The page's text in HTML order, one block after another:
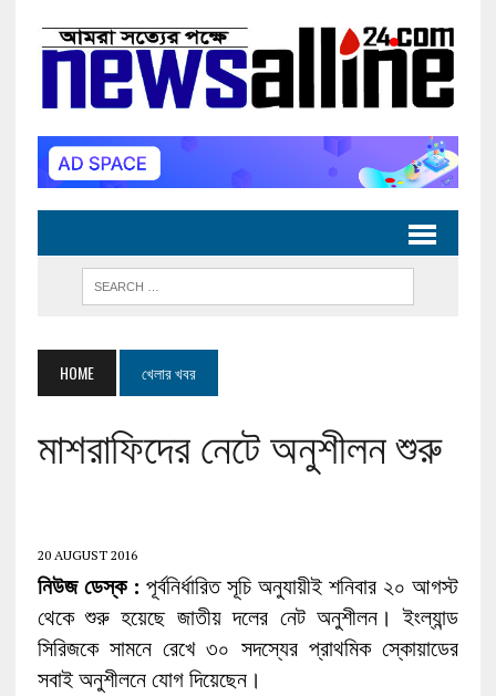
HOME খেলার খবর
মাশরাফিদের নেটে অনুশীলন শুরু
20 AUGUST 2016
নিউজ ডেস্ক : পূর্বনির্ধারিত সূচি অনুযায়ীই শনিবার ২০ আগস্ট
থেকে শুরু হয়েছে জাতীয় দলের নেট অনুশীলন। ইংল্যান্ড
সিরিজকে সামনে রেখে ৩০ সদস্যের প্রাথমিক স্কোয়াডের
সবাই অনুশীলনে যোগ দিয়েছেন।